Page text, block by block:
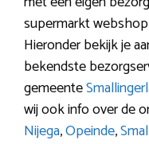
supermarkt
Hieronder bekijk je
bekendste
gemeente
wij ook info over de
Nijega,Opeinde,